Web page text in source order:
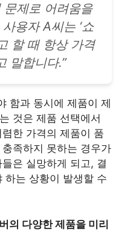
문제로 어려움을
용자 A씨는 ‘쇼
할 때 항상 가격
말합니다.”
함과 동시에 제품이 제
것은 제품 선택에서
한 가격의 제품이 품
족하지 못하는 경우가
은 실망하게 되고, 결
하는 상황이 발생할 수
의 다양한 제품을 미리